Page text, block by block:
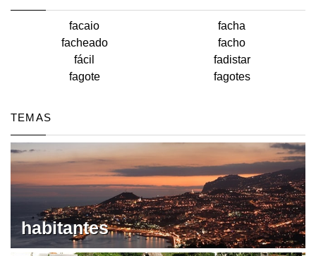
facaio
facha
facheado
facho
fácil
fadistar
fagote
fagotes
TEMAS
habitantes